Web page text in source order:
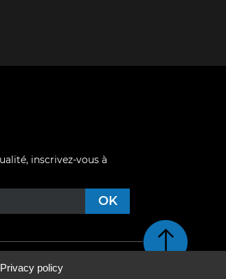
inscrivez-vous à
Retour en haut de page
Privacy policy